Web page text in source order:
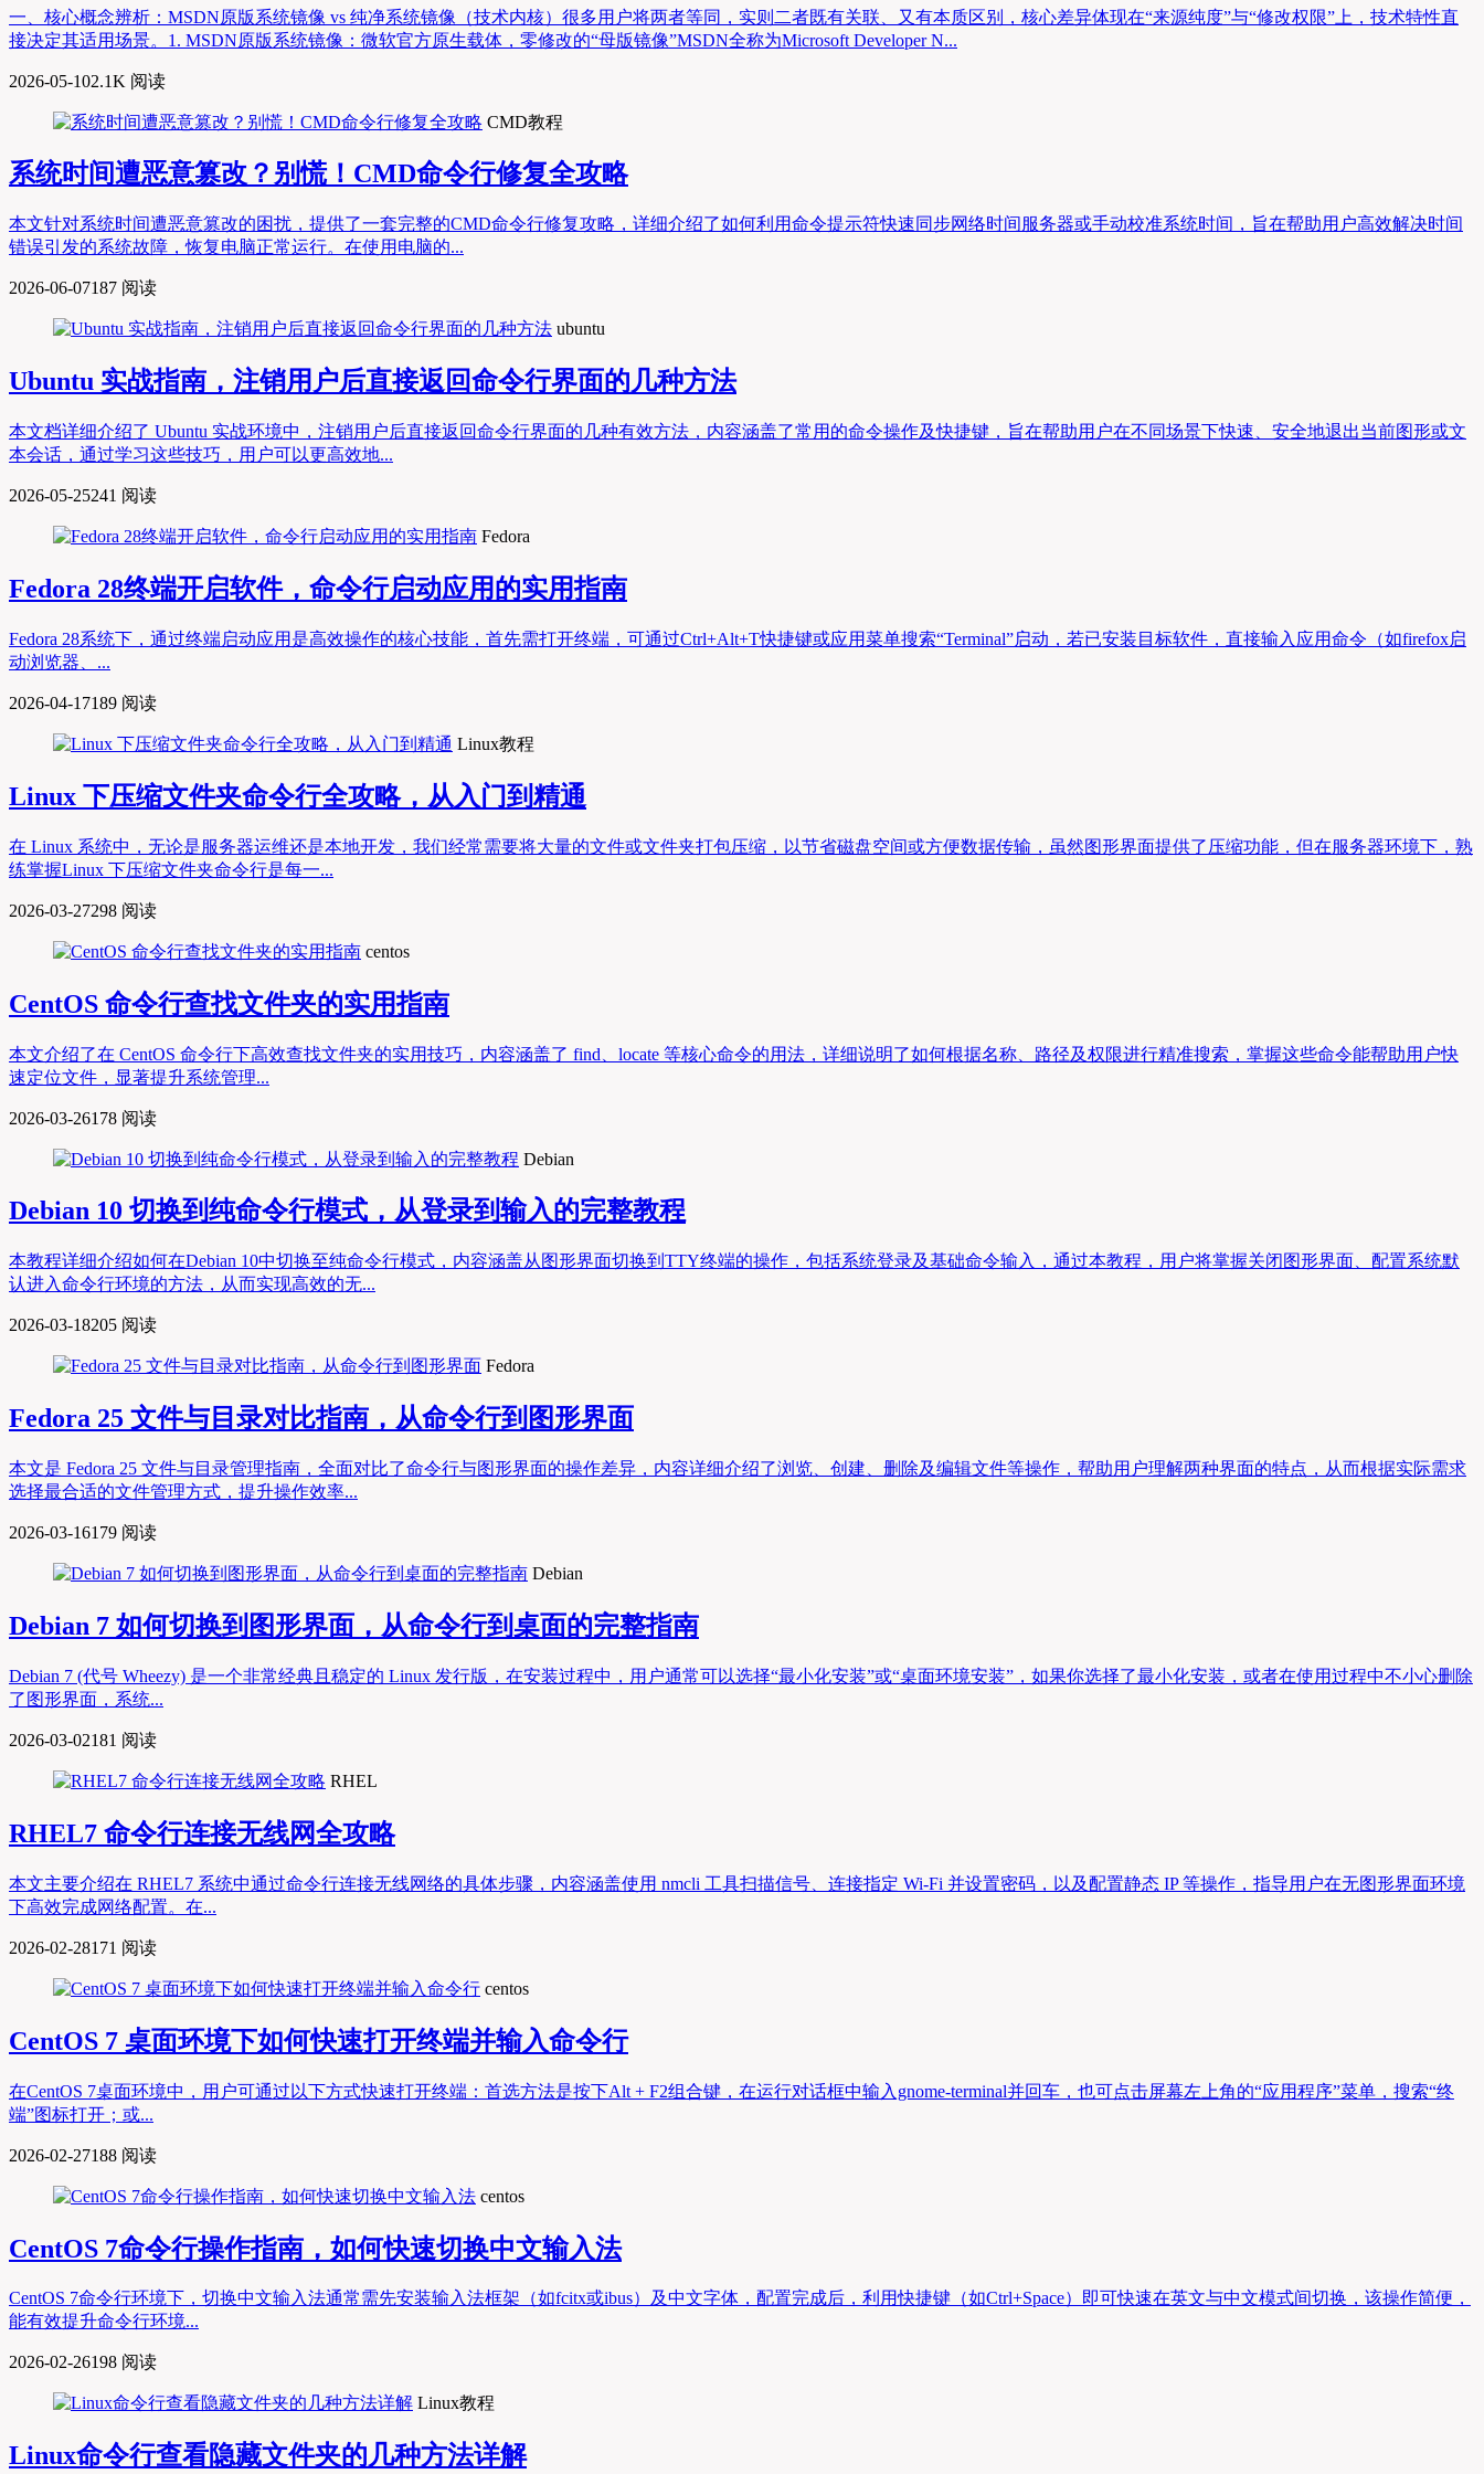
一、核心概念辨析：MSDN原版系统镜像 vs 纯净系统镜像（技术内核）很多用户将两者等同，实则二者既有关联、又有本质区别，核心差异体现在“来源纯度”与“修改权限”上，技术特性直
接决定其适用场景。1. MSDN原版系统镜像：微软官方原生载体，零修改的“母版镜像”MSDN全称为Microsoft Developer N...
2026-05-102.1K 阅读
CMD教程
系统时间遭恶意篡改？别慌！CMD命令行修复全攻略
本文针对系统时间遭恶意篡改的困扰，提供了一套完整的CMD命令行修复攻略，详细介绍了如何利用命令提示符快速同步网络时间服务器或手动校准系统时间，旨在帮助用户高效解决时间
错误引发的系统故障，恢复电脑正常运行。在使用电脑的...
2026-06-07187 阅读
ubuntu
Ubuntu 实战指南，注销用户后直接返回命令行界面的几种方法
本文档详细介绍了 Ubuntu 实战环境中，注销用户后直接返回命令行界面的几种有效方法，内容涵盖了常用的命令操作及快捷键，旨在帮助用户在不同场景下快速、安全地退出当前图形或文
本会话，通过学习这些技巧，用户可以更高效地...
2026-05-25241 阅读
Fedora
Fedora 28终端开启软件，命令行启动应用的实用指南
Fedora 28系统下，通过终端启动应用是高效操作的核心技能，首先需打开终端，可通过Ctrl+Alt+T快捷键或应用菜单搜索“Terminal”启动，若已安装目标软件，直接输入应用命令（如firefox启
动浏览器、...
2026-04-17189 阅读
Linux教程
Linux 下压缩文件夹命令行全攻略，从入门到精通
在 Linux 系统中，无论是服务器运维还是本地开发，我们经常需要将大量的文件或文件夹打包压缩，以节省磁盘空间或方便数据传输，虽然图形界面提供了压缩功能，但在服务器环境下，熟
练掌握Linux 下压缩文件夹命令行是每一...
2026-03-27298 阅读
centos
CentOS 命令行查找文件夹的实用指南
本文介绍了在 CentOS 命令行下高效查找文件夹的实用技巧，内容涵盖了 find、locate 等核心命令的用法，详细说明了如何根据名称、路径及权限进行精准搜索，掌握这些命令能帮助用户快
速定位文件，显著提升系统管理...
2026-03-26178 阅读
Debian
Debian 10 切换到纯命令行模式，从登录到输入的完整教程
本教程详细介绍如何在Debian 10中切换至纯命令行模式，内容涵盖从图形界面切换到TTY终端的操作，包括系统登录及基础命令输入，通过本教程，用户将掌握关闭图形界面、配置系统默
认进入命令行环境的方法，从而实现高效的无...
2026-03-18205 阅读
Fedora
Fedora 25 文件与目录对比指南，从命令行到图形界面
本文是 Fedora 25 文件与目录管理指南，全面对比了命令行与图形界面的操作差异，内容详细介绍了浏览、创建、删除及编辑文件等操作，帮助用户理解两种界面的特点，从而根据实际需求
选择最合适的文件管理方式，提升操作效率...
2026-03-16179 阅读
Debian
Debian 7 如何切换到图形界面，从命令行到桌面的完整指南
Debian 7 (代号 Wheezy) 是一个非常经典且稳定的 Linux 发行版，在安装过程中，用户通常可以选择“最小化安装”或“桌面环境安装”，如果你选择了最小化安装，或者在使用过程中不小心删除
了图形界面，系统...
2026-03-02181 阅读
RHEL
RHEL7 命令行连接无线网全攻略
本文主要介绍在 RHEL7 系统中通过命令行连接无线网络的具体步骤，内容涵盖使用 nmcli 工具扫描信号、连接指定 Wi-Fi 并设置密码，以及配置静态 IP 等操作，指导用户在无图形界面环境
下高效完成网络配置。在...
2026-02-28171 阅读
centos
CentOS 7 桌面环境下如何快速打开终端并输入命令行
在CentOS 7桌面环境中，用户可通过以下方式快速打开终端：首选方法是按下Alt + F2组合键，在运行对话框中输入gnome-terminal并回车，也可点击屏幕左上角的“应用程序”菜单，搜索“终
端”图标打开；或...
2026-02-27188 阅读
centos
CentOS 7命令行操作指南，如何快速切换中文输入法
CentOS 7命令行环境下，切换中文输入法通常需先安装输入法框架（如fcitx或ibus）及中文字体，配置完成后，利用快捷键（如Ctrl+Space）即可快速在英文与中文模式间切换，该操作简便，
能有效提升命令行环境...
2026-02-26198 阅读
Linux教程
Linux命令行查看隐藏文件夹的几种方法详解